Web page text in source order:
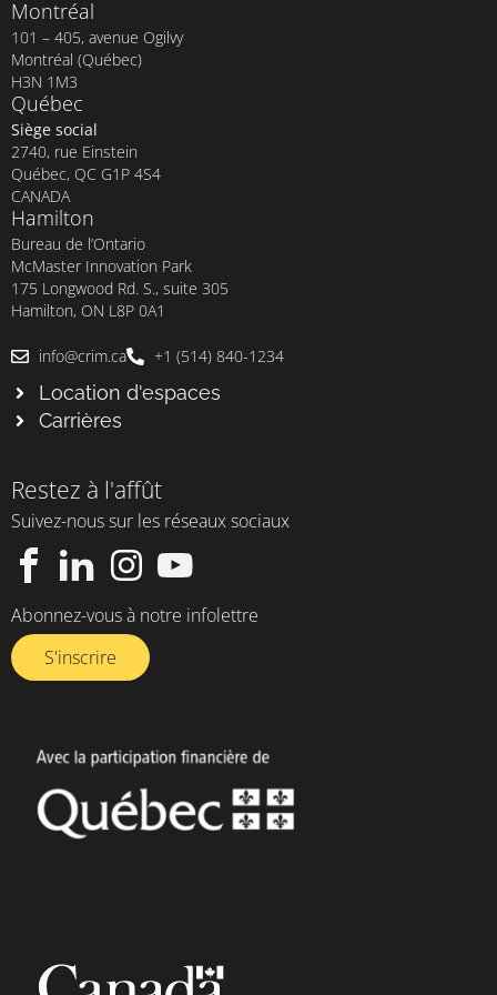
Montréal
101 – 405, avenue Ogilvy
Montréal (Québec)
H3N 1M3
Québec
Siège social
2740, rue Einstein
Québec, QC G1P 4S4
CANADA
Hamilton
Bureau de l’Ontario
McMaster Innovation Park
175 Longwood Rd. S., suite 305
Hamilton, ON L8P 0A1
info@crim.ca +1 (514) 840-1234
Location d'espaces
Carrières
Restez à l'affût
Suivez-nous sur les réseaux sociaux
Abonnez-vous à notre infolettre​
S'inscrire